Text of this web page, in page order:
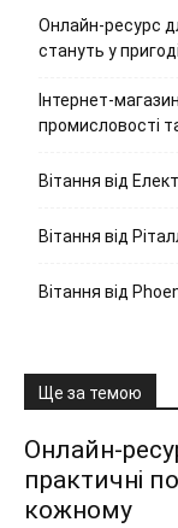
Онлайн-ресурс
стануть у
Інтернет-
промисловості
Вітання від
Вітання від
Вітання від
Ще за темою
Онлайн-
практичні
кожному